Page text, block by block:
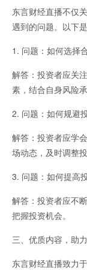
喊单直播
东言财经直播不仅
遇到的问题。以下
1. 问题：如何选择
解答：投资者应关
素，结合自身风险
2. 问题：如何规避
解答：投资者应学
场动态，及时调整投
3. 问题：如何提高
解答：投资者应不
把握投资机会。
三、优质内容，助
东言财经直播致力